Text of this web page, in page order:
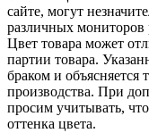
сайте, могут
различных мониторов
Цвет товара может
партии товара.
браком и объясняется
производства. При
просим учитывать,
оттенка цвета.